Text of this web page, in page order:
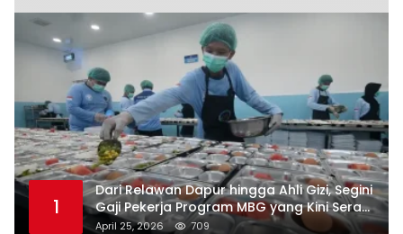
1
Dari Relawan Dapur hingga Ahli Gizi, Segini
Gaji Pekerja Program MBG yang Kini Serap
Hampir Sejuta Tenaga Kerja
April 25, 2026 709